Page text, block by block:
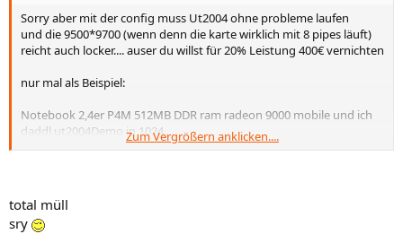
Sorry aber mit der config muss Ut2004 ohne probleme laufen
und die 9500*9700 (wenn denn die karte wirklich mit 8 pipes läuft)
reicht auch locker.... auser du willst für 20% Leistung 400€ vernichten
nur mal als Beispiel:
Notebook 2,4er P4M 512MB DDR ram radeon 9000 mobile und ich
daddl ut2004Demo in 1024...
aber wennste unbedingt aufrüsten willst und dein board fsb 333er
cpus
Zum Vergrößern anklicken....
total müll
sry